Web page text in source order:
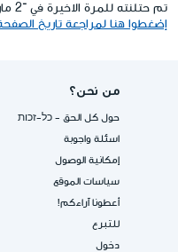
تم حتلنته للمرة الاخيرة في ־2 مارس 2025, 14:19
إضغطوا هنا لمراجعة تاريخ
من نحن؟
حول كل الحق - כל-זכות
اسئلة واجوبة
إمكانية الوصول
سياسات الموقع
أعطونا آراءكم!
للتبرع
دخول